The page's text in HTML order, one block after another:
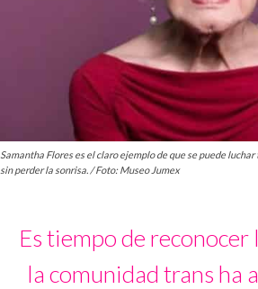
Samantha Flores es el claro ejemplo de que se puede
sin perder la sonrisa. / Foto: Museo Jumex
Es tiempo de reconocer
la comunidad trans ha